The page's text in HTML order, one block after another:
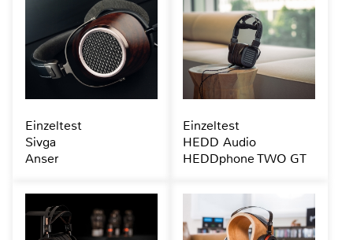
Einzeltest
Sivga
Anser
Einzeltest
HEDD Audio
HEDDphone TWO GT